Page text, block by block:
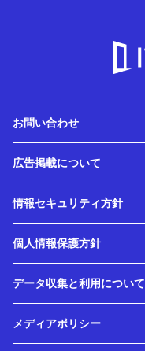
お問い合わせ
広告掲載について
情報セキュリティ方針
個人情報保護方針
データ収集と利用について
メディアポリシー